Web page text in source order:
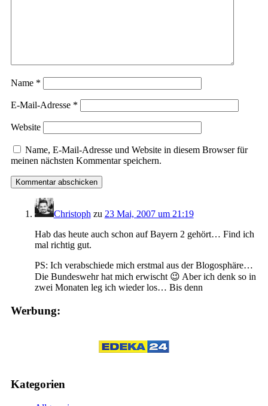
Name *
E-Mail-Adresse *
Website
Name, E-Mail-Adresse und Website in diesem Browser für
meinen nächsten Kommentar speichern.
Christoph zu 23 Mai, 2007 um 21:19
Hab das heute auch schon auf Bayern 2 gehört… Find ich
mal richtig gut.
PS: Ich verabschiede mich erstmal aus der Blogosphäre…
Die Bundeswehr hat mich erwischt 😉 Aber ich denk so in
zwei Monaten leg ich wieder los… Bis denn
Werbung:
Kategorien